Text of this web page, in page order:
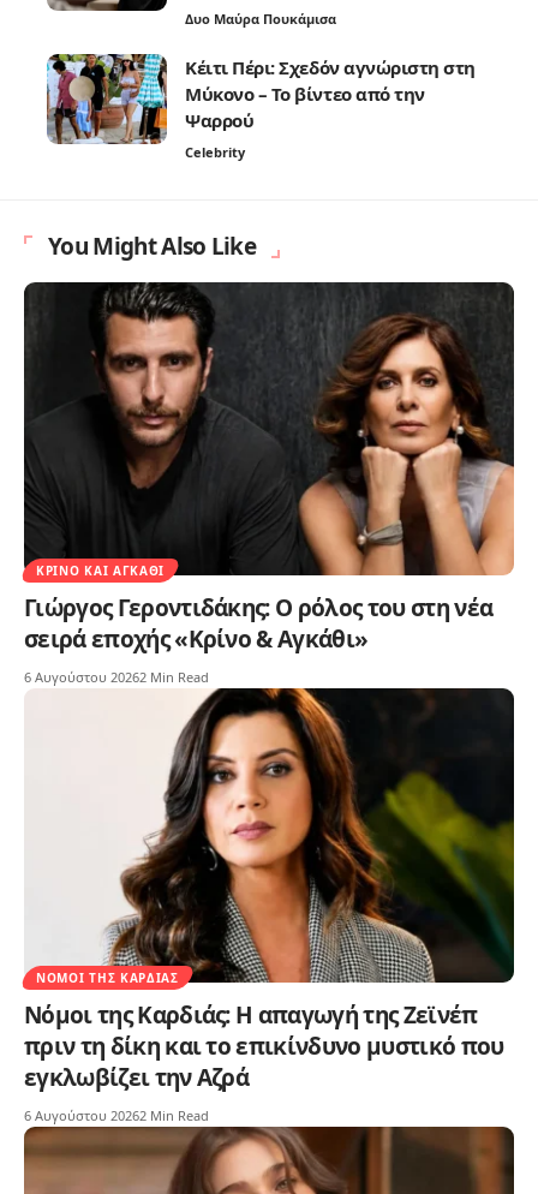
Δυο Μαύρα Πουκάμισα
Κέιτι Πέρι: Σχεδόν αγνώριστη στη
Μύκονο – Το βίντεο από την
Ψαρρού
Celebrity
You Might Also Like
ΚΡΊΝΟ ΚΑΙ ΑΓΚΆΘΙ
Γιώργος Γεροντιδάκης: Ο ρόλος του στη νέα
σειρά εποχής «Κρίνο & Αγκάθι»
6 Αυγούστου 20262 Min Read
ΝΌΜΟΙ ΤΗΣ ΚΑΡΔΙΆΣ
Νόμοι της Καρδιάς: Η απαγωγή της Ζεϊνέπ
πριν τη δίκη και το επικίνδυνο μυστικό που
εγκλωβίζει την Αζρά
6 Αυγούστου 20262 Min Read